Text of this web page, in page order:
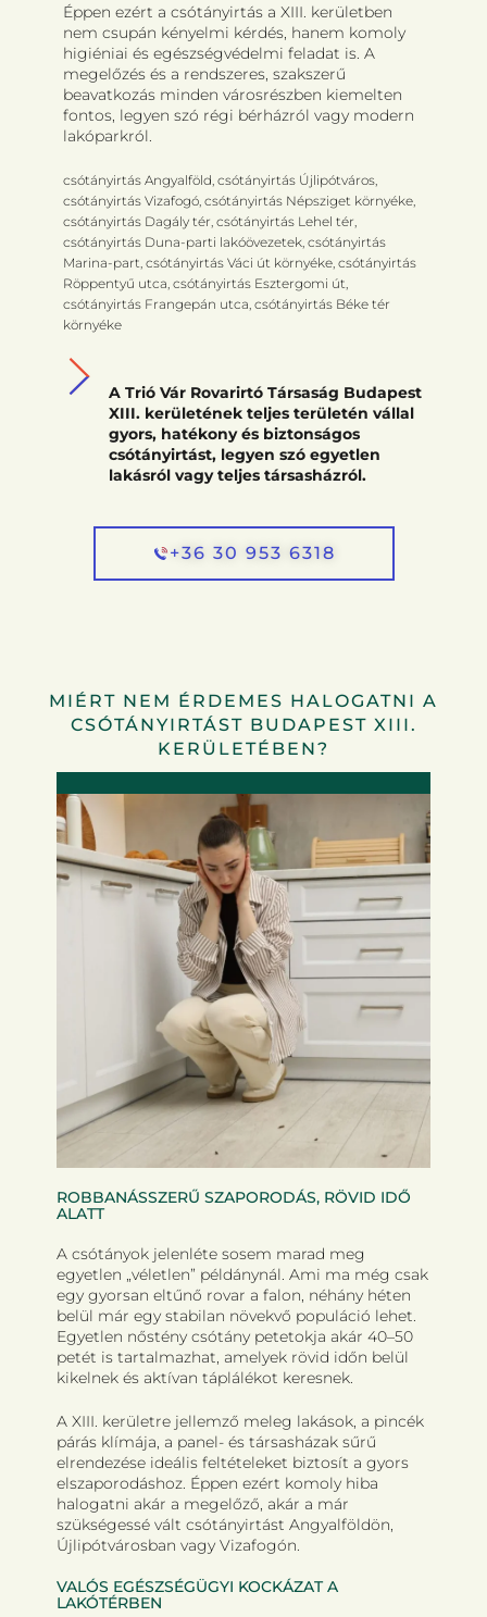
Éppen ezért a csótányirtás a XIII. kerületben
nem csupán kényelmi kérdés, hanem komoly
higiéniai és egészségvédelmi feladat is. A
megelőzés és a rendszeres, szakszerű
beavatkozás minden városrészben kiemelten
fontos, legyen szó régi bérházról vagy modern
lakóparkról.
csótányirtás Angyalföld, csótányirtás Újlipótváros,
csótányirtás Vizafogó, csótányirtás Népsziget környéke,
csótányirtás Dagály tér, csótányirtás Lehel tér,
csótányirtás Duna-parti lakóövezetek, csótányirtás
Marina-part, csótányirtás Váci út környéke, csótányirtás
Röppentyű utca, csótányirtás Esztergomi út,
csótányirtás Frangepán utca, csótányirtás Béke tér
környéke
A Trió Vár Rovarirtó Társaság Budapest
XIII. kerületének teljes területén vállal
gyors, hatékony és biztonságos
csótányirtást, legyen szó egyetlen
lakásról vagy teljes társasházról.
+36 30 953 6318
MIÉRT NEM ÉRDEMES HALOGATNI A
CSÓTÁNYIRTÁST BUDAPEST XIII.
KERÜLETÉBEN?
ROBBANÁSSZERŰ SZAPORODÁS, RÖVID IDŐ
ALATT
A csótányok jelenléte sosem marad meg
egyetlen „véletlen” példánynál. Ami ma még csak
egy gyorsan eltűnő rovar a falon, néhány héten
belül már egy stabilan növekvő populáció lehet.
Egyetlen nőstény csótány petetokja akár 40–50
petét is tartalmazhat, amelyek rövid időn belül
kikelnek és aktívan táplálékot keresnek.
A XIII. kerületre jellemző meleg lakások, a pincék
párás klímája, a panel- és társasházak sűrű
elrendezése ideális feltételeket biztosít a gyors
elszaporodáshoz. Éppen ezért komoly hiba
halogatni akár a megelőző, akár a már
szükségessé vált csótányirtást Angyalföldön,
Újlipótvárosban vagy Vizafogón.
VALÓS EGÉSZSÉGÜGYI KOCKÁZAT A
LAKÓTÉRBEN